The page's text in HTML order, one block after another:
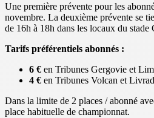
Une première prévente pour les
novembre. La deuxième prévente se
de 16h à 18h dans les locaux du
Tarifs préférentiels abonnés :
6 € en Tribunes Gergovie et
4 € en Tribunes Volcan et
Dans la limite de 2 places / abonné
place habituelle de championnat.